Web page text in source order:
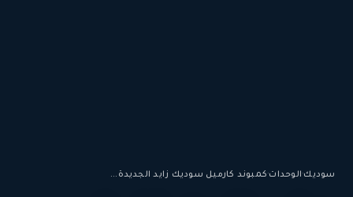
سوديك·الوحدات·كمبوند كارميل سوديك زايد الجديدة...